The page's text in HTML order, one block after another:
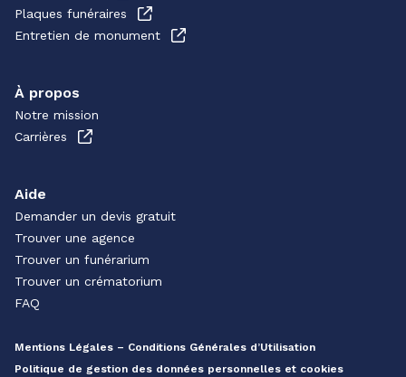
Plaques funéraires
Entretien de monument
À propos
Notre mission
Carrières
Aide
Demander un devis gratuit
Trouver une agence
Trouver un funérarium
Trouver un crématorium
FAQ
Mentions Légales – Conditions Générales d’Utilisation
Politique de gestion des données personnelles et cookies